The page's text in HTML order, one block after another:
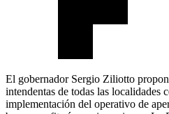
El gobernador Sergio Ziliotto
intendentas de todas las localidades
implementación del operativo de